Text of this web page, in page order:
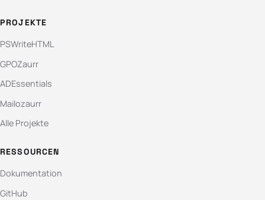
PROJEKTE
PSWriteHTML
GPOZaurr
ADEssentials
Mailozaurr
Alle Projekte
RESSOURCEN
Dokumentation
GitHub